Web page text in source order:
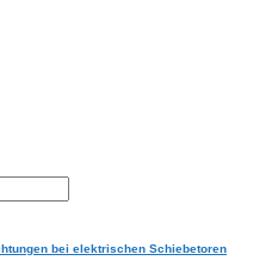
bei elektrischen Schiebetoren